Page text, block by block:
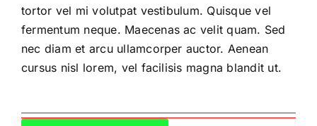
tortor vel mi volutpat vestibulum. Quisque vel
fermentum neque. Maecenas ac velit quam. Sed
nec diam et arcu ullamcorper auctor. Aenean
cursus nisl lorem, vel facilisis magna blandit ut.